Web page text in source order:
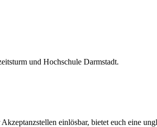
und Hochschule Darmstadt.
einlösbar, bietet euch eine